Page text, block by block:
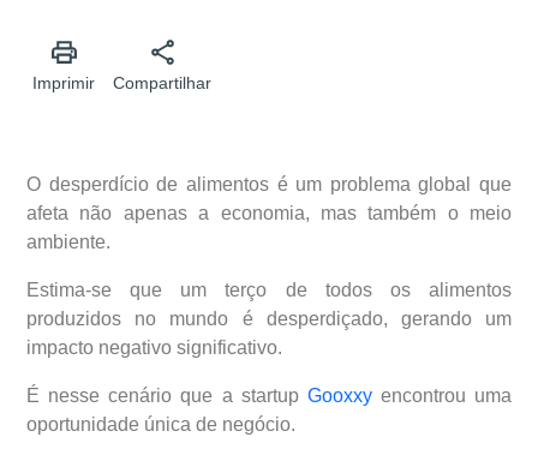
Imprimir Compartilhar
O desperdício de alimentos é um problema global que
afeta não apenas a economia, mas também o meio
ambiente.
Estima-se que um terço de todos os alimentos
produzidos no mundo é desperdiçado, gerando um
impacto negativo significativo.
É nesse cenário que a startup Gooxxyencontrou uma
oportunidade única de negócio.